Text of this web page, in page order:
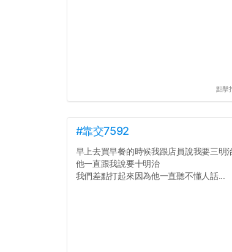
點擊
#靠交7592
早上去買早餐的時候我跟店員說我要三明
他一直跟我說要十明治
我們差點打起來因為他一直聽不懂人話...